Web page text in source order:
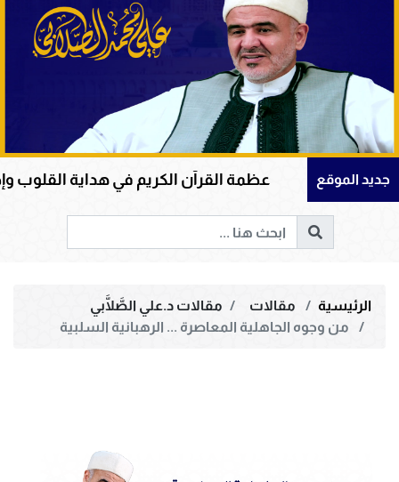
جديد الموقع
عظمة القرآن الكريم في هداية القلوب وإصلاح المجتمعات
الرئيسية مقالات
مقالات د.علي الصَّلَّابي
من وجوه الجاهلية المعاصرة ... الرهبانية السلبية